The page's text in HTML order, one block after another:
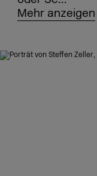
Mehr anzeigen